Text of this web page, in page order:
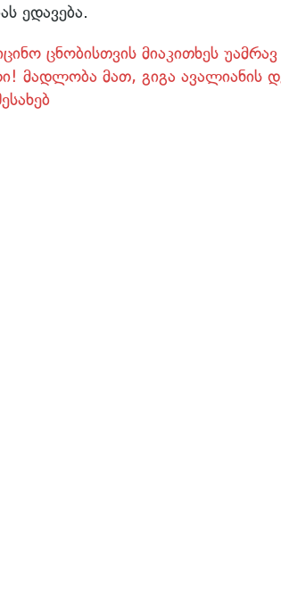
ედავება.
ცნობისთვის მიაკითხეს
მადლობა მათ, გიგა ავალიანის